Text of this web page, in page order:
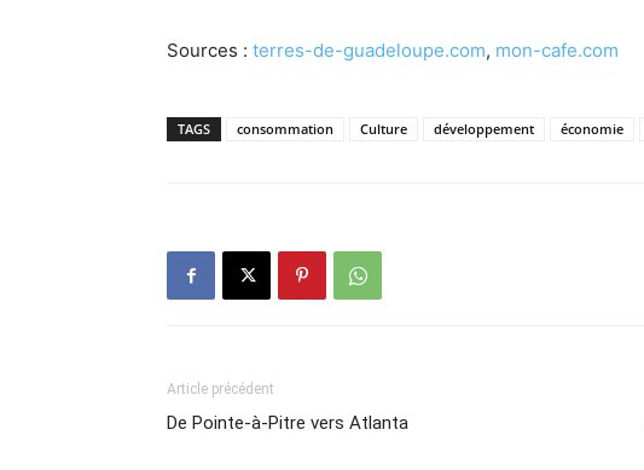
Sources : terres-de-guadeloupe.com, mon-cafe.com
TAGS consommation Culture développement économie
Article précédent
De Pointe-à-Pitre vers Atlanta